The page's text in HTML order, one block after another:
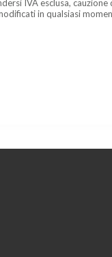
IVA esclusa, cauzione
in qualsiasi